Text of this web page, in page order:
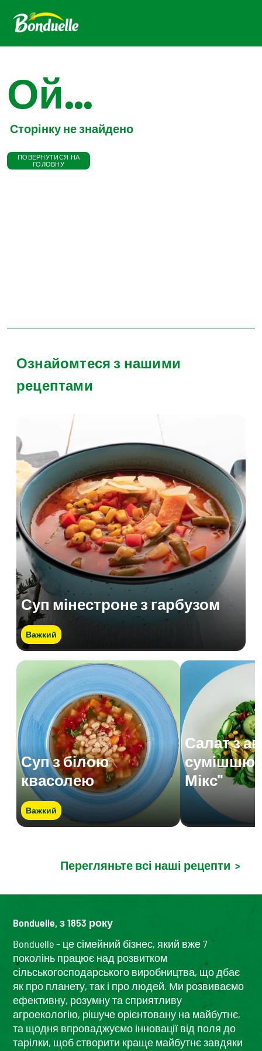
Ой...
Сторінку не знайдено
ПОВЕРНУТИСЯ НА
ГОЛОВНУ
Ознайомтеся з нашими
рецептами
Суп мінестроне з гарбузом
Важкий
Суп з білою
квасолею
Важкий
Салат з
сумішшю
Мікс"
Перегляньте всі наші рецепти >
Bonduelle, з 1853 року
Bonduelle – це сімейний бізнес, який вже 7
поколінь працює над розвитком
сільськогосподарського виробництва, що дбає
як про планету, так і про людей. Ми розвиваємо
ефективну, розумну та сприятливу
агроекологію, рішуче орієнтовану на майбутнє,
та щодня впроваджуємо інновації від поля до
тарілки, щоб створити краще майбутнє завдяки